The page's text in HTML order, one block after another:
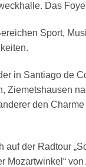
Das
Sport,
in Santiago de
Ziemetshausen
den
auf der Radtour
Mozartwinkel“